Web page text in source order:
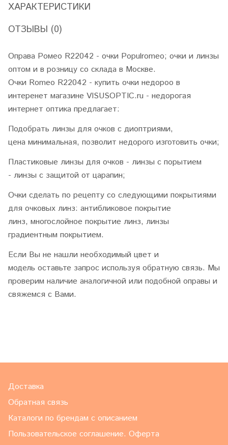
ХАРАКТЕРИСТИКИ
ОТЗЫВЫ (0)
Оправа Ромео R22042 - очки Populromeo; очки и линзы
оптом и в розницу со склада в Москве.
Очки Romeo R22042 - купить очки недороо в
интеренет магазине VISUSOPTIC.ru - недорогая
интернет оптика предлагает:
Подобрать линзы для очков с диоптриями,
цена минимальная, позволит недорого изготовить очки;
Пластиковые линзы для очков - линзы с порытием
- линзы с защитой от царапин;
Очки сделать по рецепту со следующими покрытиями
для очковых линз: антибликовое покрытие
линз, многослойное покрытие линз, линзы
градиентным покрытием.
Если Вы не нашли необходимый цвет и
модель оставьте запрос используя обратную связь. Мы
проверим наличие аналогичной или подобной оправы и
свяжемся с Вами.
Доставка
Обратная связь
Каталоги по брендам с описанием
Пользовательское соглашение. Оферта